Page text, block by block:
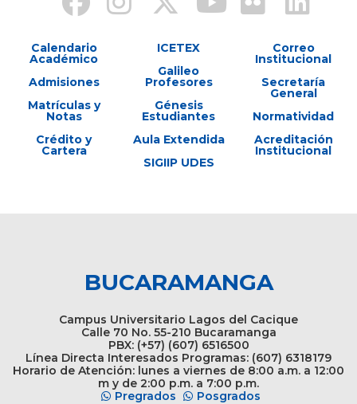
Calendario
Académico
Admisiones
Matrículas y
Notas
Crédito y
Cartera
ICETEX
Galileo
Profesores
Génesis
Estudiantes
Aula Extendida
SIGIIP UDES
Correo
Institucional
Secretaría
General
Normatividad
Acreditación
Institucional
BUCARAMANGA
Campus Universitario Lagos del Cacique
Calle 70 No. 55-210 Bucaramanga
PBX: (+57) (607) 6516500
Línea Directa Interesados Programas: (607) 6318179
Horario de Atención: lunes a viernes de 8:00 a.m. a 12:00
m y de 2:00 p.m. a 7:00 p.m.
Pregrados
Posgrados